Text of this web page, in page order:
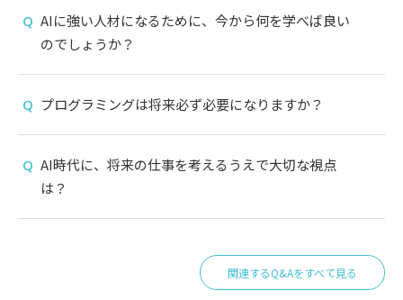
AIに強い人材になるために、今から何を学べば良い
のでしょうか？
プログラミングは将来必ず必要になりますか？
AI時代に、将来の仕事を考えるうえで大切な視点
は？
関連するQ&Aをすべて見る